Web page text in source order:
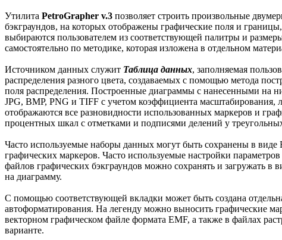
Утилита PetroGrapher v.3 позволяет строить произвольные
бэкграундов, на которых отображены графические поля и
выбираются пользователем из соответствующей палитры и
самостоятельно по методике, которая изложена в отдельном
Источником данных служит Таблица данных, заполняемая
распределения разного цвета, создаваемых с помощью метода
поля распределения. Построенные диаграммы с нанесенными на
JPG, BMP, PNG и TIFF с учетом коэффициента
отображаются все разновидности использованных маркеров и
процентных шкал с отметками и подписями делений у
Часто используемые наборы данных могут быть сохранены в
графических маркеров. Часто используемые настройки
файлов графических бэкграундов можно сохранять и загружать в
на диаграмму.
С помощью соответствующей вкладки может быть создана
автоформатирования. На легенду можно выносить графические
векторном графическом файле формата EMF, а также в файлах
варианте.